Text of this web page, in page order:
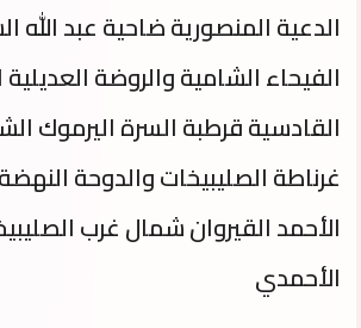
الدعية المنصورية ضاحية عبد الله
الفيحاء الشامية والروضة العديلية
القادسية قرطبة السرة اليرموك
غرناطة الصليبيخات والدوحة
الأحمد القيروان شمال غرب
الأحمدي